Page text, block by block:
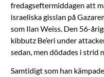
fredagseftermiddagen att
israeliska gisslan på
som Ilan Weiss. Den 56-
kibbutz Be’eri under
sedan, men dödades i strid
Samtidigt som han